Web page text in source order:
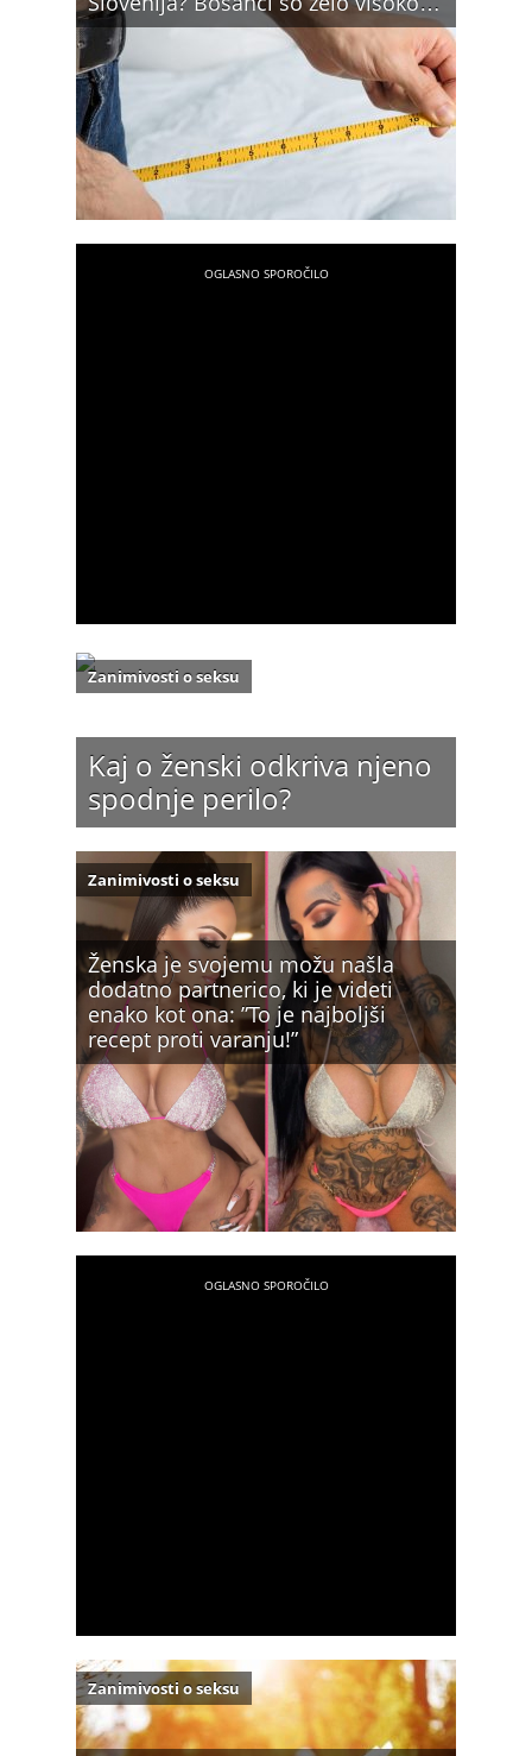
Kaj o ženski odkriva njeno
spodnje perilo?
Zanimivosti o seksu
Ženska je svojemu možu našla
dodatno partnerico, ki je videti
enako kot ona: ”To je najboljši
recept proti varanju!”
Zanimivosti o seksu
Zanimivosti o seksu